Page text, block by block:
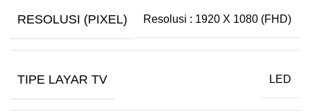
RESOLUSI (PIXEL) Resolusi : 1920 X 1080 (FHD)
TIPE LAYAR TV LED